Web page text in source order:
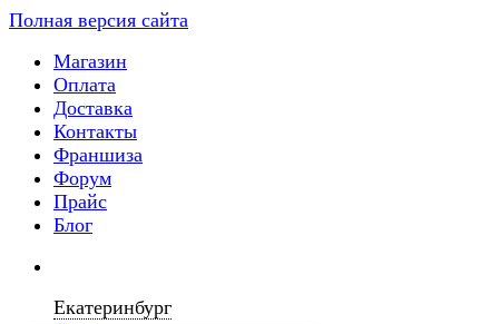
Полная версия сайта
Магазин
Оплата
Доставка
Контакты
Франшиза
Форум
Прайс
Блог
Екатеринбург